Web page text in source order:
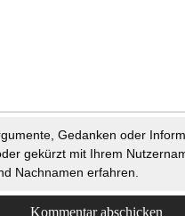
Gedanken oder
gekürzt mit Ihrem
Nachnamen erfahren.